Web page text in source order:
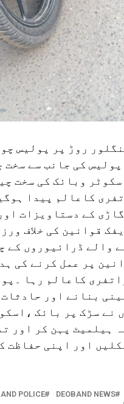
روڑ پر پولیس
پولیس کی جانب سے
وبائک کی سخت
کاعالم پیدا
کے دستاویزات
قوانین کی خلاف
والے ڈرائیوروں کے
پر عمل کرنے کی
کاعالم رہا
بنانے اور
نے سڑک پر بائک
ہیلمیٹ پہن کر اور
اور اپنی حفاظت
DEOBAND NEWS
POLICE